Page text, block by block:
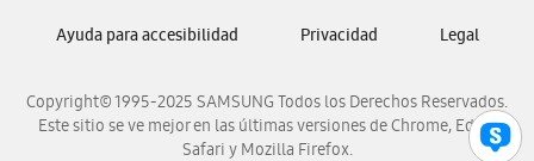
Samsung Venezuela
Copyright© 1995-2025 SAMSUNG Todos los Derechos Reservados.
Este sitio se ve mejor en las últimas versiones de Chrome, Edge,
Safari y Mozilla Firefox.
Ayuda para accesibilidad Privacidad Legal